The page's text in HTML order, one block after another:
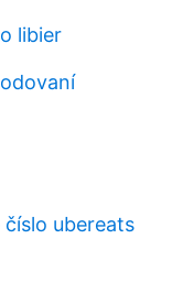
libier
ubereats